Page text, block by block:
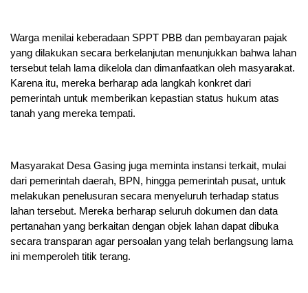
Warga menilai keberadaan SPPT PBB dan pembayaran pajak
yang dilakukan secara berkelanjutan menunjukkan bahwa lahan
tersebut telah lama dikelola dan dimanfaatkan oleh masyarakat.
Karena itu, mereka berharap ada langkah konkret dari
pemerintah untuk memberikan kepastian status hukum atas
tanah yang mereka tempati.
Masyarakat Desa Gasing juga meminta instansi terkait, mulai
dari pemerintah daerah, BPN, hingga pemerintah pusat, untuk
melakukan penelusuran secara menyeluruh terhadap status
lahan tersebut. Mereka berharap seluruh dokumen dan data
pertanahan yang berkaitan dengan objek lahan dapat dibuka
secara transparan agar persoalan yang telah berlangsung lama
ini memperoleh titik terang.